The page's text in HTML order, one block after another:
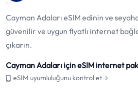
Cayman Adaları eSIM edinin ve
güvenilir ve uygun fiyatlı internet
çıkarın.
Cayman Adaları için eSIM internet
eSIM uyumluluğunu kontrol et→